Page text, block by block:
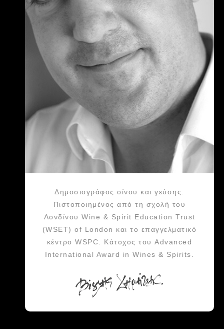
Δημοσιογράφος οίνου και γεύσης.
Πιστοποιημένος από τη σχολή του
Λονδίνου Wine & Spirit Education Trust
(WSET) of London και το επαγγελματικό
κέντρο WSPC. Κάτοχος του Advanced
International Award in Wines & Spirits.